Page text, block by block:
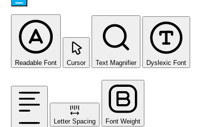
Readable Font Cursor Text Magnifier Dyslexic Font
Letter Spacing Font Weight